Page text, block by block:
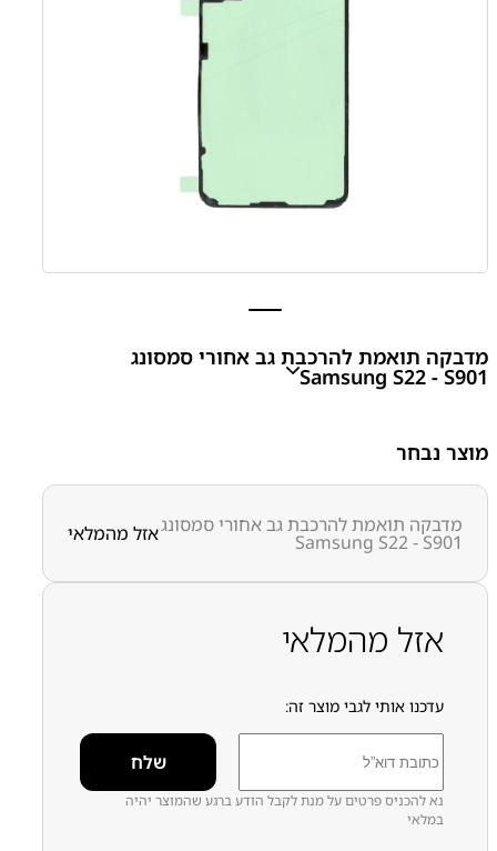
מדבקה תואמת להרכבת גב אחורי סמסונג
Samsung S22 - S901
₪ 15.00
מק״ט:6500000020
קטגוריות:
מדבקה תואמת להרכבת גב אחורי
מוצר נבחר
מדבקה תואמת להרכבת גב אחורי סמסונג
Samsung S22 - S901 אזל מהמלאי
אזל מהמלאי
עדכנו אותי לגבי מוצר זה:
נא להכניס פרטים על מנת לקבל הודע ברגע שהמוצר יהיה
במלאי